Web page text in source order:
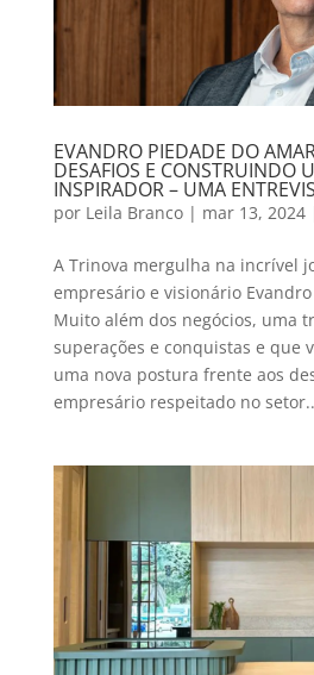
EVANDRO PIEDADE DO
DESAFIOS E CONSTRUINDO
INSPIRADOR – UMA
por Leila Branco| mar 13, 2024
A Trinova mergulha na incrível
empresário e visionário
Muito além dos negócios, uma
superações e conquistas e que
uma nova postura frente aos
empresário respeitado no